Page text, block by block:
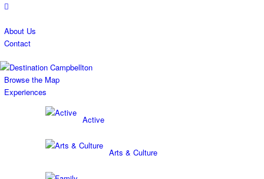
About Us
Contact
Browse the Map
Experiences
Active
Arts & Culture